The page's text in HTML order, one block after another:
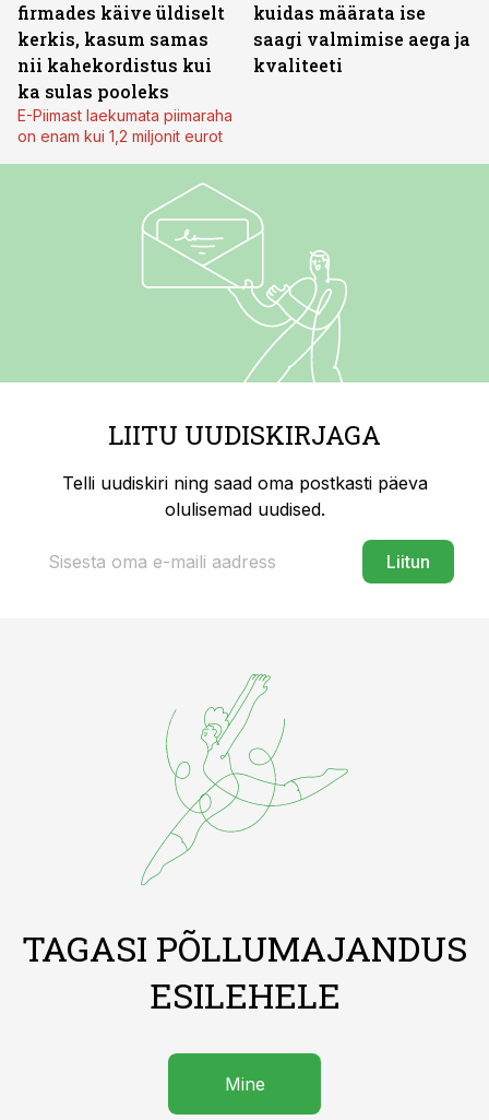
firmades käive üldiselt
kerkis, kasum samas
nii kahekordistus kui
ka sulas pooleks
E-Piimast laekumata piimaraha
on enam kui 1,2 miljonit eurot
kuidas määrata ise
saagi valmimise aega ja
kvaliteeti
LIITU UUDISKIRJAGA
Telli uudiskiri ning saad oma postkasti päeva
olulisemad uudised.
Liitun
TAGASI PÕLLUMAJANDUS
ESILEHELE
Mine